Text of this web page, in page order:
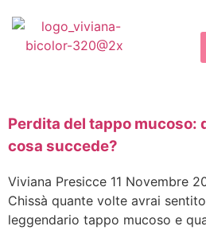
Perdita del tappo mucoso:
cosa succede?
Viviana Presicce 11 Novembre
Chissà quante volte avrai
leggendario tappo mucoso e